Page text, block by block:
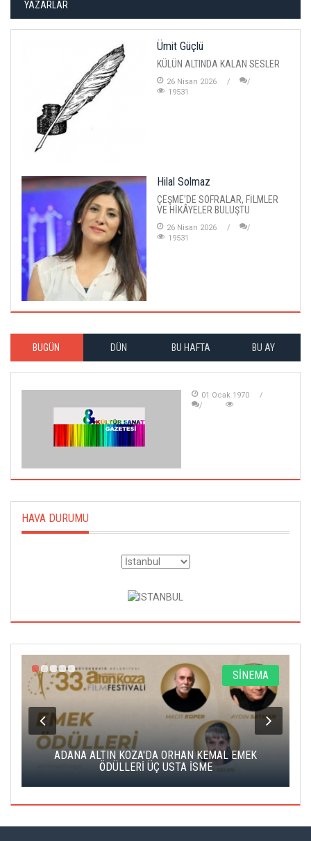
YAZARLAR
Ümit Güçlü
KÜLÜN ALTINDA KALAN SESLER
26 Nisan 2026
19531
Hilal Solmaz
ÇEŞME'DE SOFRALAR, FİLMLER
VE HİKÂYELER BULUŞTU
26 Nisan 2026
19531
BUGÜN DÜN BU HAFTA BU AY
01 Ocak 1970
HAVA DURUMU
SİNEMA
ADANA ALTIN KOZA'DA ORHAN KEMAL EMEK
ÖDÜLLERİ ÜÇ USTA İSME